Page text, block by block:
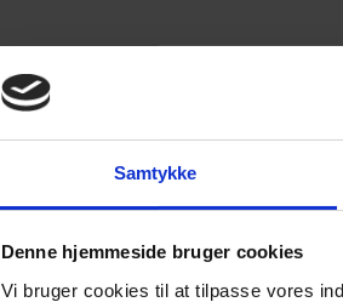
Samtykke
Denne hjemmeside bruger cookies
Vi bruger cookies til at tilpasse vores